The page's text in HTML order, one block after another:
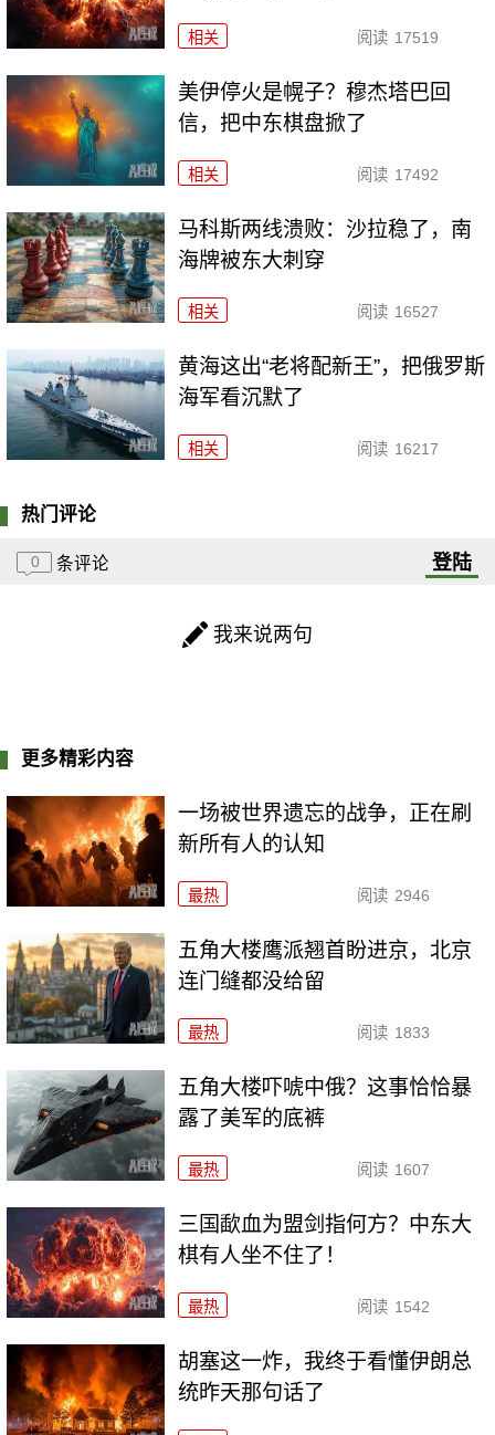
相关 阅读 17519
美伊停火是幌子？穆杰塔巴回
信，把中东棋盘掀了
相关 阅读 17492
马科斯两线溃败：沙拉稳了，南
海牌被东大刺穿
相关 阅读 16527
黄海这出“老将配新王”，把俄罗斯
海军看沉默了
相关 阅读 16217
热门评论
0 条评论 登陆
我来说两句
更多精彩内容
一场被世界遗忘的战争，正在刷
新所有人的认知
最热 阅读 2946
五角大楼鹰派翘首盼进京，北京
连门缝都没给留
最热 阅读 1833
五角大楼吓唬中俄？这事恰恰暴
露了美军的底裤
最热 阅读 1607
三国歃血为盟剑指何方？中东大
棋有人坐不住了！
最热 阅读 1542
胡塞这一炸，我终于看懂伊朗总
统昨天那句话了